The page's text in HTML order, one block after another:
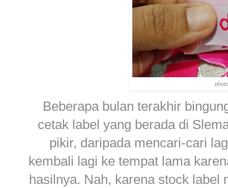
Beberapa bulan terakhir
cetak label yang berada di
pikir, daripada mencari-cari
kembali lagi ke tempat lama
hasilnya. Nah, karena stock label